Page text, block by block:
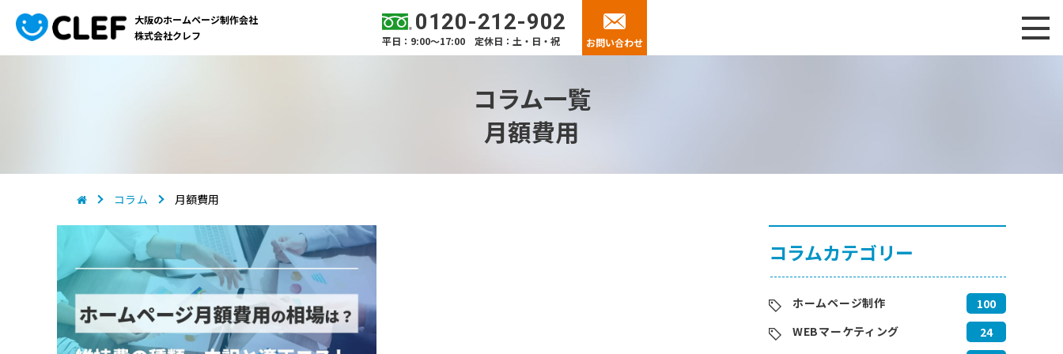
大阪のホームページ制作会社
株式会社クレフ
0120-212-902
平日：9:00～17:00 定休日：土・日・祝 お問い合わせ
コラム一覧
月額費用
コラム 月額費用
コラムカテゴリー
ホームページ制作
100
WEBマーケティング
24